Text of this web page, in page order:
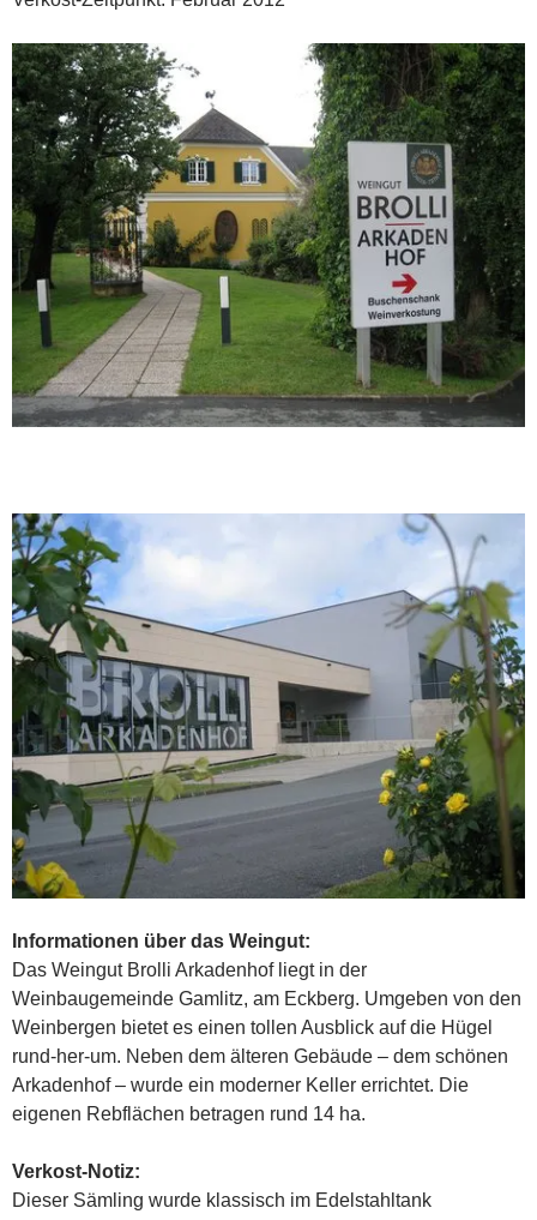
Informationen über das Weingut:
Das Weingut Brolli Arkadenhof liegt in der
Weinbaugemeinde Gamlitz, am Eckberg. Umgeben von den
Weinbergen bietet es einen tollen Ausblick auf die Hügel
rund-her-um. Neben dem älteren Gebäude – dem schönen
Arkadenhof – wurde ein moderner Keller errichtet. Die
eigenen Rebflächen betragen rund 14 ha.
Verkost-Notiz:
Dieser Sämling wurde klassisch im Edelstahltank